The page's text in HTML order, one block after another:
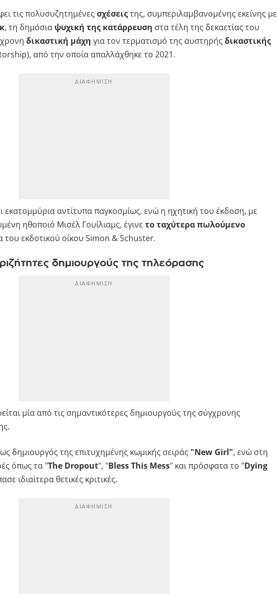
τις πολυσυζητημένες σχέσειςτης, συμπεριλαμβανομένης εκείνης με
, τη δημόσια ψυχική της κατάρρευση στα τέλη της δεκαετίας του
δικαστική μάχη για τον τερματισμό της αυστηρής δικαστικής
από την οποία απαλλάχθηκε το 2021.
εκατομμύρια αντίτυπα παγκοσμίως, ενώ η ηχητική του έκδοση, με
ηθοποιό Μισέλ Γουίλιαμς, έγινε το ταχύτερα πωλούμενο
του εκδοτικού οίκου Simon & Schuster.
δημιουργούς της τηλεόρασης
μία από τις σημαντικότερες δημιουργούς της σύγχρονης
δημιουργός της επιτυχημένης κωμικής σειράς "New Girl", ενώ στη
όπως τα "The Dropout", "Bless This Mess" και πρόσφατα το "Dying
ιδιαίτερα θετικές κριτικές.